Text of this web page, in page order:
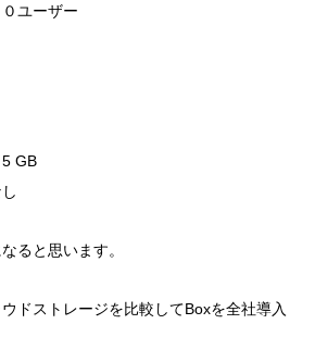
ユーザー
GB
ると思います。
ウドストレージを比較してBoxを全社導入